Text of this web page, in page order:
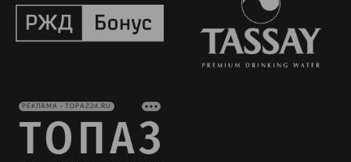
РЕКЛАМА • TOPAZ24.RU